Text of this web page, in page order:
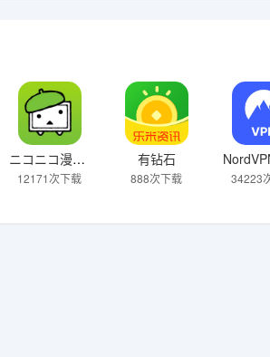
ニコニコ漫画 – 雑誌やWEBの人気マンガが読める
12171次下载
有钻石
888次下载 34223